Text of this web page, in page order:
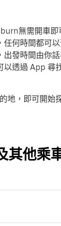
無需開車即
任何時間都可
出發時間由你
以透過 App 尋
地，即可開始
其他乘